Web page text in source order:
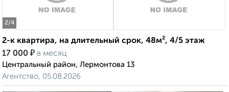
2/4
2-к квартира, на длительный срок, 48м², 4/5 этаж
17 000 ₽ в месяц
Центральный район, Лермонтова 13
Агентство, 05.08.2026